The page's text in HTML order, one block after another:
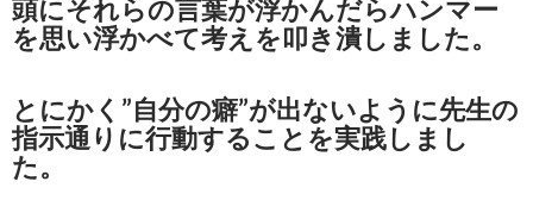
頭にそれらの言葉が浮かんだらハンマー
を思い浮かべて考えを叩き潰しました。
とにかく”自分の癖”が出ないように先生の
指示通りに行動することを実践しまし
た。